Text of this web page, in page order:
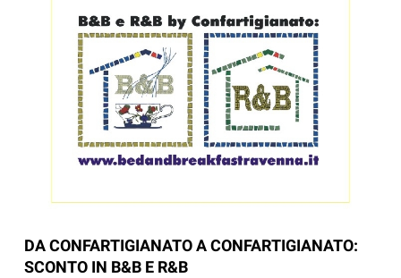
DA CONFARTIGIANATO A CONFARTIGIANATO:
SCONTO IN B&B E R&B